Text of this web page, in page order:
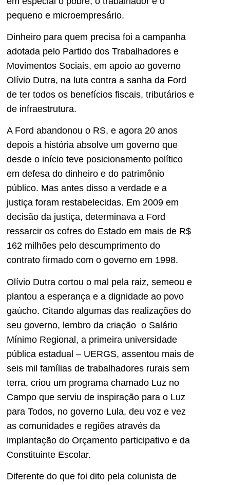
pequeno e microempresário.
Dinheiro para quem precisa foi a campanha
adotada pelo Partido dos Trabalhadores e
Movimentos Sociais, em apoio ao governo
Olívio Dutra, na luta contra a sanha da Ford
de ter todos os benefícios fiscais, tributários e
de infraestrutura.
A Ford abandonou o RS, e agora 20 anos
depois a história absolve um governo que
desde o início teve posicionamento político
em defesa do dinheiro e do patrimônio
público. Mas antes disso a verdade e a
justiça foram restabelecidas. Em 2009 em
decisão da justiça, determinava a Ford
ressarcir os cofres do Estado em mais de R$
162 milhões pelo descumprimento do
contrato firmado com o governo em 1998.
Olívio Dutra cortou o mal pela raiz, semeou e
plantou a esperança e a dignidade ao povo
gaúcho. Citando algumas das realizações do
seu governo, lembro da criação o Salário
Mínimo Regional, a primeira universidade
pública estadual – UERGS, assentou mais de
seis mil famílias de trabalhadores rurais sem
terra, criou um programa chamado Luz no
Campo que serviu de inspiração para o Luz
para Todos, no governo Lula, deu voz e vez
as comunidades e regiões através da
implantação do Orçamento participativo e da
Constituinte Escolar.
Diferente do que foi dito pela colunista de